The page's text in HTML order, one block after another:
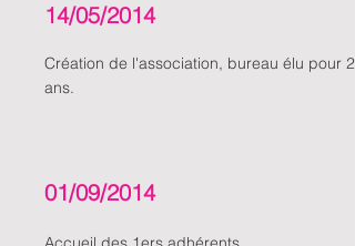
14/05/2014
Création de l'association, bureau élu pour 2
ans.
01/09/2014